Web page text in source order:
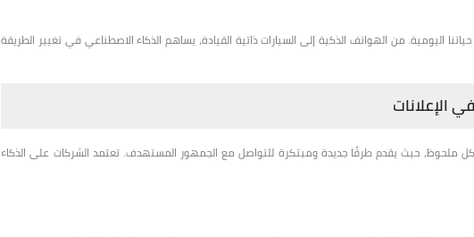
اليومية. من الهواتف الذكية إلى السيارات ذاتية القيادة، يساهم الذكاء الاصطناعي في تغيير الطريقة
الإعلانات
ملحوظ، حيث يقدم طرقًا جديدة ومبتكرة للتواصل مع الجمهور المستهدف. تعتمد الشركات على الذكاء